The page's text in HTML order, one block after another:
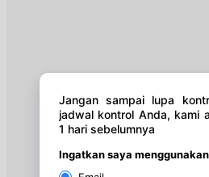
Sabtu, 05/09/2026
Jam 12:30 - 14:00